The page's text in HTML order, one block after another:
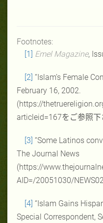
Footnotes:
[1] Emel Magazine,
[2] “Islam’s Female
February 16, 2002.
(https://
articleid=167をご参照下
[3] “Some Latinos
The Journal News
(https://
AID=/20051030/
[4] “Islam Gains
Special Correspondent,